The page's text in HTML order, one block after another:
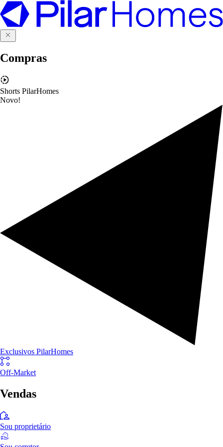
Compras
Shorts PilarHomes
Novo!
Exclusivos PilarHomes
Off-Market
Vendas
Sou proprietário